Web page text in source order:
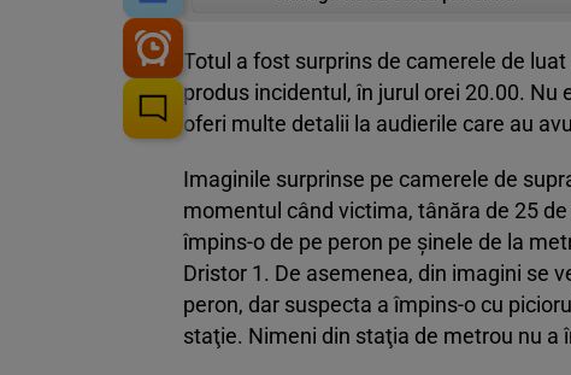
Totul a fost surprins de camerele de
produs incidentul, în jurul orei 20.00.
oferi multe detalii la audierile care au
Imaginile surprinse pe camerele de
momentul când victima, tânăra de 25
împins-o de pe peron pe şinele de la
Dristor 1. De asemenea, din imagini se
peron, dar suspecta a împins-o cu
staţie. Nimeni din staţia de metrou nu a